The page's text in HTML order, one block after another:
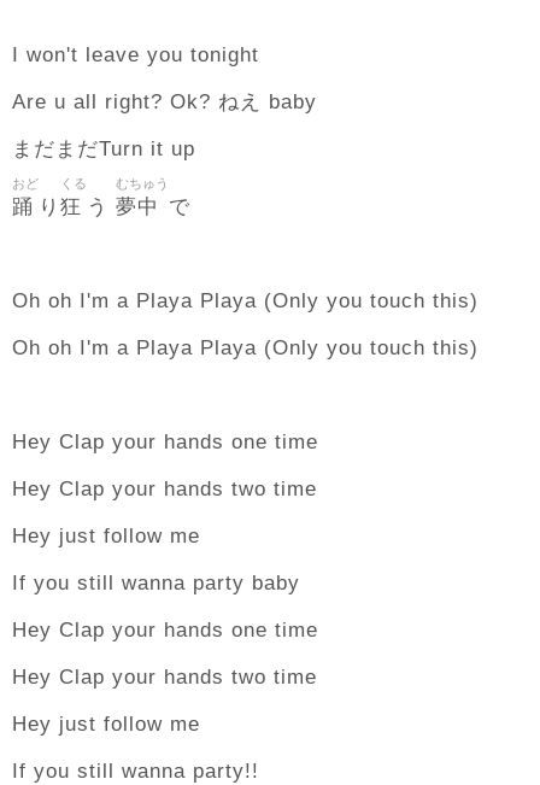
I won't leave you tonight
Are u all right? Ok? ねえ baby
まだまだTurn it up
踊
おど
り 狂
くる
う 夢中
むちゅう
で
Oh oh I'm a Playa Playa (Only you touch this)
Oh oh I'm a Playa Playa (Only you touch this)
Hey Clap your hands one time
Hey Clap your hands two time
Hey just follow me
If you still wanna party baby
Hey Clap your hands one time
Hey Clap your hands two time
Hey just follow me
If you still wanna party!!